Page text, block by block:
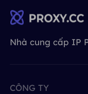
Nhà cung cấp IP
CÔNG TY